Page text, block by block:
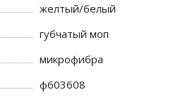
желтый/белый
губчатый моп
микрофибра
ф603608